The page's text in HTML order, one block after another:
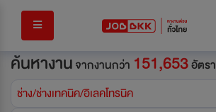
ค้นหางานจากงานกว่า 151,653อัตรา
ช่าง/ช่างเทคนิค/อิเลคโทรนิค